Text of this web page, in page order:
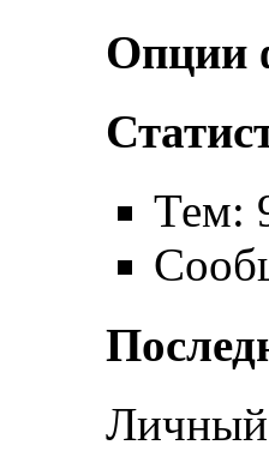
Опции
Тем:
Личный